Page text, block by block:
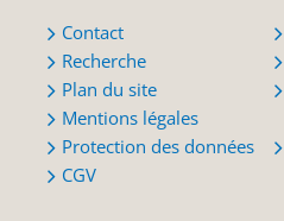
Contact
Recherche
Plan du site
Mentions légales
Protection des données
CGV